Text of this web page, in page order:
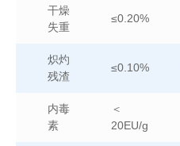
干燥
失重
≤0.20%
炽灼
残渣
≤0.10%
内毒
素
＜
20EU/g